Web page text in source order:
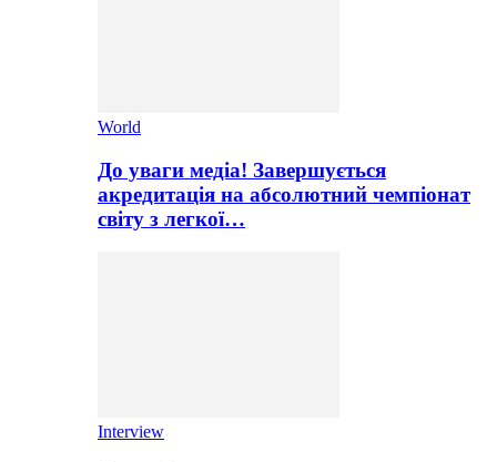
World
До уваги медіа! Завершується
акредитація на абсолютний чемпіонат
світу з легкої…
Interview